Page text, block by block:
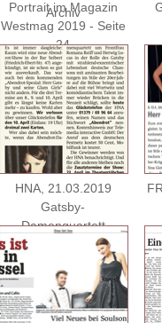
Archiv
Portrait im Magazin
Westmag 2019 - Seite
24
HNA, 21.03.2019
Gatsby-
Damenquartett